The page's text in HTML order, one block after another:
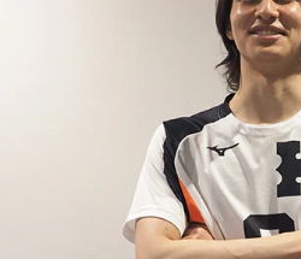
前編：シニア代表で「ガチファン」だっ